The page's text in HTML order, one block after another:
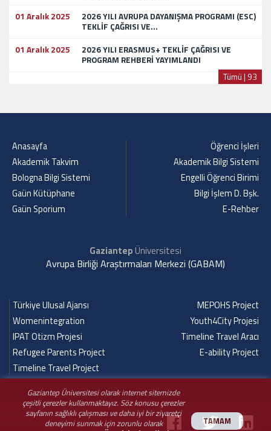
Gaziantep Üniversitesi olarak internet sitemizde
çeşitli çerezler kullanmaktayız. Söz konusu çerezler
sayfanın sağlıklı çalışması ve daha iyi bir ziyaretçi
deneyimi sunmak için zorunlu olarak
TAMAM
01 Aralık 2025
2026 YILI AVRUPA DAYANIŞMA PROGRAMI (ESC)
TEKLİF ÇAĞRISI VE...
01 Aralık 2025
2026 YILI ERASMUS+ TEKLİF ÇAĞRISI VE
PROGRAM REHBERİ YAYIMLANDI
Tümü | 93
Anasayfa
Akademik Takvim
Bologna Bilgi Sistemi
Gaün Kütüphane
Gaün Sporium
Öğrenci İşleri
Akademik Bilgi Sistemi
Engelli Öğrenci Birimi
Bilgi İşlem D. Bşk.
E-Rehber
GaziantepÜniversitesi
Avrupa Birliği Araştırmaları Merkezi (GABAM)
Türkiye Ulusal Ajansı
Womenintegration
IPAT Otizm Projesi
Refugee Parents Project
Timeline Travel Project
MEPOHS Project
Youth4City Projesi
Timeline Travel Aracı
E-ability Project